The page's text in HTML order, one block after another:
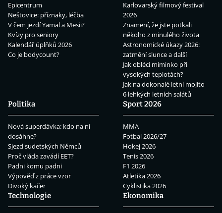
Epicentrum
Neštovice: příznaky, léčba
V čem jezdí Yamal a Mesii?
Kvízy pro seniory
Kalendář úplňků 2026
Co je bodycount?
Karlovarský filmový festival
2026
Znamení, že jste potkali
někoho z minulého života
Astronomické úkazy 2026:
zatmění slunce a další
Jak obléci miminko při
vysokých teplotách?
Jak na dokonalé letní mojito
6 lehkých letních salátů
Politika
Nová superdávka: kdo na ní
dosáhne?
Sjezd sudetských Němců
Proč vláda zavádí EET?
Padni komu padni
Výpověď z práce vzor
Divoký kačer
Sport 2026
MMA
Fotbal 2026/27
Hokej 2026
Tenis 2026
F1 2026
Atletika 2026
Cyklistika 2026
Technologie
Ekonomika